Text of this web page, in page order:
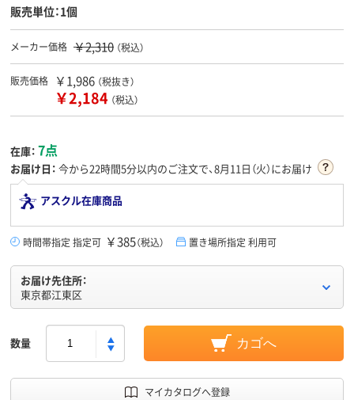
販売単位：1個
メーカー価格 ￥2,310 （税込）
販売価格 ￥1,986 （税抜き）
￥2,184 （税込）
在庫： 7点
お届け日： 今から22時間5分以内のご注文で、8月11日（火）にお届け
アスクル在庫商品
時間帯指定 指定可 ￥385（税込） 置き場所指定 利用可
お届け先住所：
東京都江東区
数量 カゴへ
マイカタログへ登録